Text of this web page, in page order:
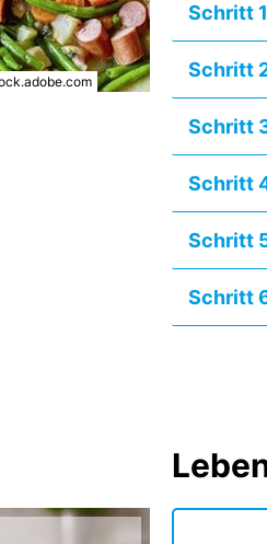
Schritt 1
Schritt
Schritt
Schritt
Schritt
Schritt